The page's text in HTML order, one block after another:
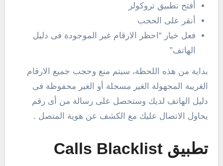
أفتح تطبيق تروكولر
أنقر على الحجب
فعل خيار “احظر الارقام غير الموجودة فى دليل
الهاتف”
بداية من هذه اللحظة، سيتم منع وحجب جميع الارقام
الغريبة المجهولة الغير مسجلة أو الغير محفوظة فى
دليل الهاتف لديك وستحصل على رسالة من أى رقم
يحاول الاتصال عليك مع الكشف عن هوية المتصل .
تطبيق Calls Blacklist